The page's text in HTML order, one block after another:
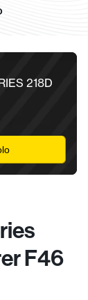
218D
F46